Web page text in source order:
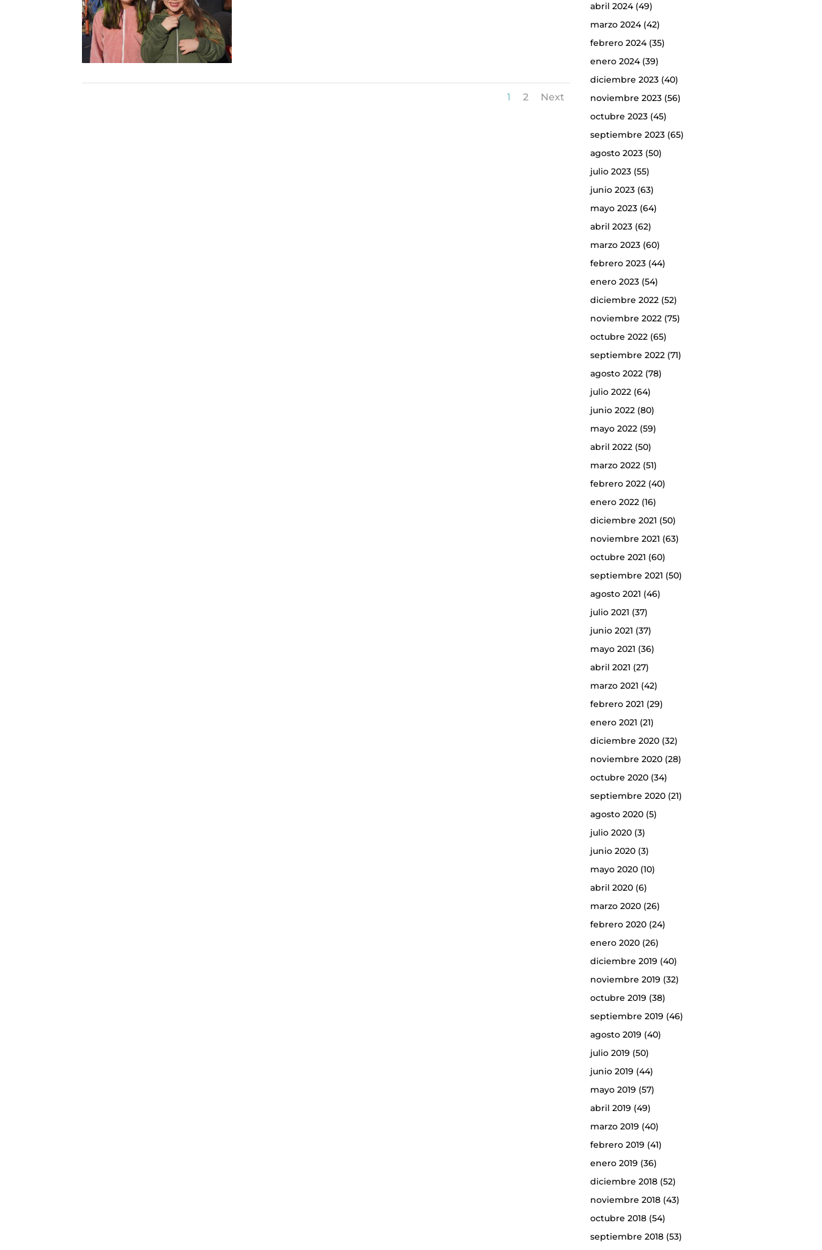
1 2 Next
abril 2024(49)
marzo 2024(42)
febrero 2024(35)
enero 2024(39)
diciembre 2023(40)
noviembre 2023(56)
octubre 2023(45)
septiembre 2023(65)
agosto 2023(50)
julio 2023(55)
junio 2023(63)
mayo 2023(64)
abril 2023(62)
marzo 2023(60)
febrero 2023(44)
enero 2023(54)
diciembre 2022(52)
noviembre 2022(75)
octubre 2022(65)
septiembre 2022(71)
agosto 2022(78)
julio 2022(64)
junio 2022(80)
mayo 2022(59)
abril 2022(50)
marzo 2022(51)
febrero 2022(40)
enero 2022(16)
diciembre 2021 (50)
noviembre 2021 (63)
octubre 2021 (60)
septiembre 2021 (50)
agosto 2021 (46)
julio 2021 (37)
junio 2021 (37)
mayo 2021 (36)
abril 2021 (27)
marzo 2021 (42)
febrero 2021 (29)
enero 2021 (21)
diciembre 2020(32)
noviembre 2020(28)
octubre 2020(34)
septiembre 2020(21)
agosto 2020(5)
julio 2020(3)
junio 2020(3)
mayo 2020(10)
abril 2020(6)
marzo 2020(26)
febrero 2020(24)
enero 2020(26)
diciembre 2019 (40)
noviembre 2019 (32)
octubre 2019 (38)
septiembre 2019 (46)
agosto 2019 (40)
julio 2019 (50)
junio 2019 (44)
mayo 2019 (57)
abril 2019 (49)
marzo 2019 (40)
febrero 2019 (41)
enero 2019 (36)
diciembre 2018(52)
noviembre 2018(43)
octubre 2018(54)
septiembre 2018(53)